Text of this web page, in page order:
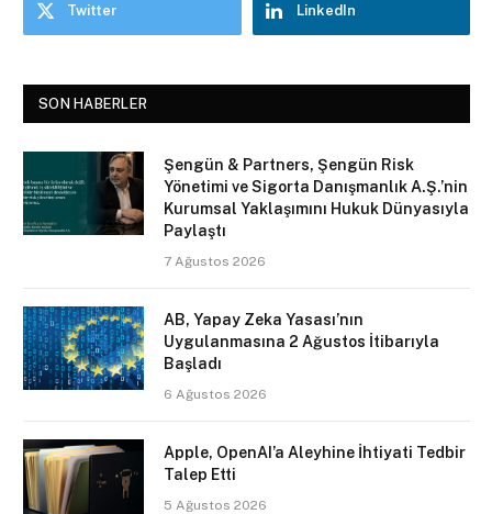
Twitter LinkedIn
SON HABERLER
Şengün & Partners, Şengün Risk
Yönetimi ve Sigorta Danışmanlık A.Ş.’nin
Kurumsal Yaklaşımını Hukuk Dünyasıyla
Paylaştı
7 Ağustos 2026
AB, Yapay Zeka Yasası’nın
Uygulanmasına 2 Ağustos İtibarıyla
Başladı
6 Ağustos 2026
Apple, OpenAI’a Aleyhine İhtiyati Tedbir
Talep Etti
5 Ağustos 2026